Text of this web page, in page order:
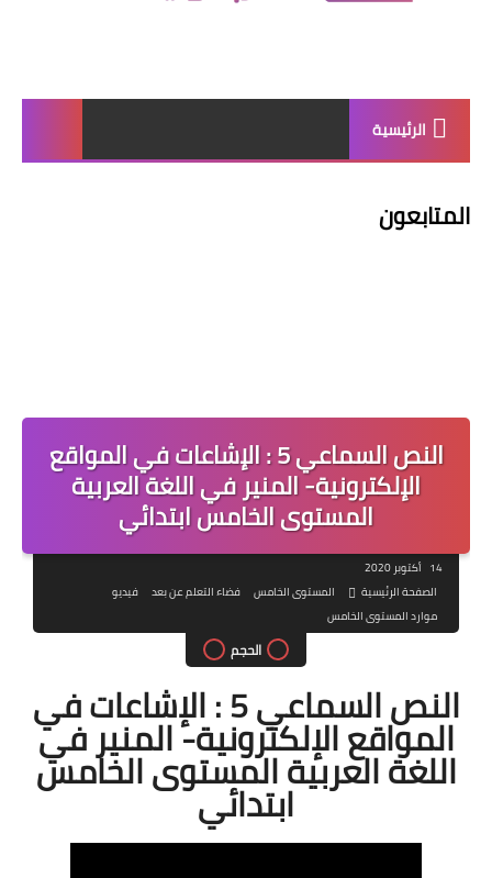
الرئيسية
المتابعون
النص السماعي 5 : الإشاعات في المواقع
الإلكترونية- المنير في اللغة العربية
المستوى الخامس ابتدائي
14 أكتوبر 2020
الصفحة الرئيسية
المستوى الخامس فضاء التعلم عن بعد
فيديو
موارد المستوى الخامس
الحجم
النص السماعي 5 : الإشاعات في
المواقع الإلكترونية- المنير في
اللغة العربية المستوى الخامس
ابتدائي